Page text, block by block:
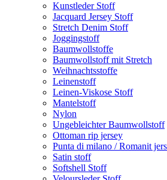
Kunstleder Stoff
Jacquard Jersey Stoff
Stretch Denim Stoff
Joggingstoff
Baumwollstoffe
Baumwollstoff mit Stretch
Weihnachtsstoffe
Leinenstoff
Leinen-Viskose Stoff
Mantelstoff
Nylon
Ungebleichter Baumwollstoff
Ottoman rip jersey
Punta di milano / Romanit
Satin stoff
Softshell Stoff